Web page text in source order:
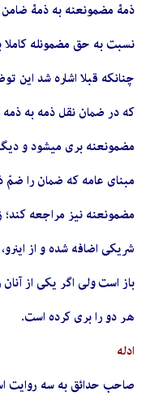
ذمۀ مضمون­عنه به ذمۀ
نسبت به حق مضمون­له
چنانکه قبلا اشاره شد این
که در ضمان نقل ذمه به ذمه
مضمون­عنه بری می­شود و دیگر
مبنای عامه که ضمان را ضمّ
مضمون­عنه نیز مراجعه کند؛
شریکی اضافه شده و از
باز است ولی اگر یکی از
هر دو را بری کرده است.
ادله
صاحب حدائق به سه روایت